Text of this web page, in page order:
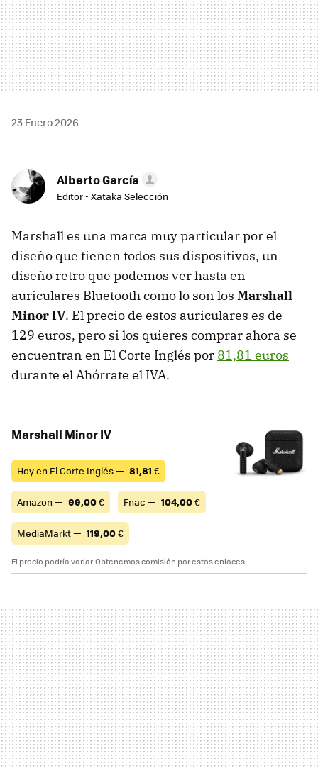
23 Enero 2026
Alberto García
Editor - Xataka Selección
Marshall es una marca muy particular por el
diseño que tienen todos sus dispositivos, un
diseño retro que podemos ver hasta en
auriculares Bluetooth como lo son los Marshall
Minor IV. El precio de estos auriculares es de
129 euros, pero si los quieres comprar ahora se
encuentran en El Corte Inglés por 81,81 euros
durante el Ahórrate el IVA.
Marshall Minor IV
Hoy en El Corte Inglés — 81,81 €
Amazon — 99,00€ Fnac — 104,00€
MediaMarkt — 119,00€
El precio podría variar. Obtenemos comisión por estos enlaces